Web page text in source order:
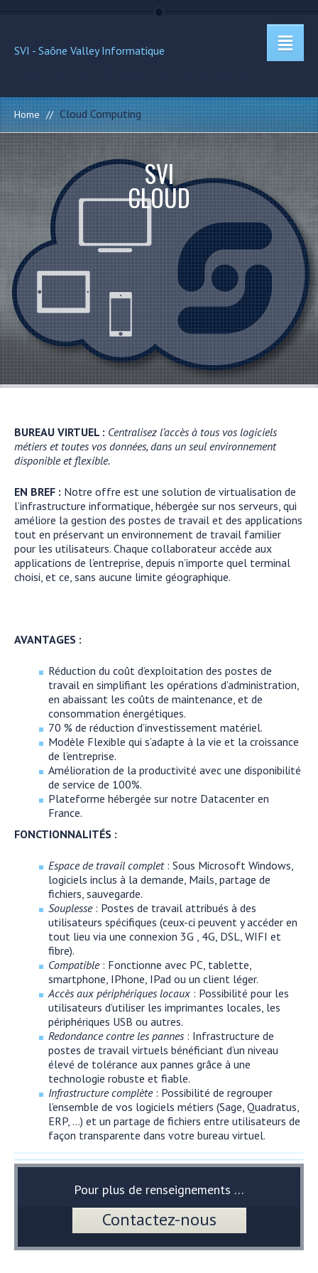
SVI - Saône Valley Informatique
Home // Cloud Computing
SVI
CLOUD
BUREAU VIRTUEL : Centralisez l’accès à tous vos logiciels
métiers et toutes vos données, dans un seul environnement
disponible et flexible.
EN BREF : Notre offre est une solution de virtualisation de
l’infrastructure informatique, hébergée sur nos serveurs, qui
améliore la gestion des postes de travail et des applications
tout en préservant un environnement de travail familier
pour les utilisateurs. Chaque collaborateur accède aux
applications de l’entreprise, depuis n’importe quel terminal
choisi, et ce, sans aucune limite géographique.
AVANTAGES :
Réduction du coût d’exploitation des postes de
travail en simplifiant les opérations d’administration,
en abaissant les coûts de maintenance, et de
consommation énergétiques.
70 % de réduction d’investissement matériel.
Modèle Flexible qui s’adapte à la vie et la croissance
de l’entreprise.
Amélioration de la productivité avec une disponibilité
de service de 100%.
Plateforme hébergée sur notre Datacenter en
France.
FONCTIONNALITÉS :
Espace de travail complet: Sous Microsoft Windows,
logiciels inclus à la demande, Mails, partage de
fichiers, sauvegarde.
Souplesse: Postes de travail attribués à des
utilisateurs spécifiques (ceux-ci peuvent y accéder en
tout lieu via une connexion 3G , 4G, DSL, WIFI et
fibre).
Compatible: Fonctionne avec PC, tablette,
smartphone, IPhone, IPad ou un client léger.
Accès aux périphériques locaux : Possibilité pour les
utilisateurs d’utiliser les imprimantes locales, les
périphériques USB ou autres.
Redondance contre les pannes : Infrastructure de
postes de travail virtuels bénéficiant d’un niveau
élevé de tolérance aux pannes grâce à une
technologie robuste et fiable.
Infrastructure complète: Possibilité de regrouper
l’ensemble de vos logiciels métiers (Sage, Quadratus,
ERP, …) et un partage de fichiers entre utilisateurs de
façon transparente dans votre bureau virtuel.
Pour plus de renseignements …
Contactez-nous